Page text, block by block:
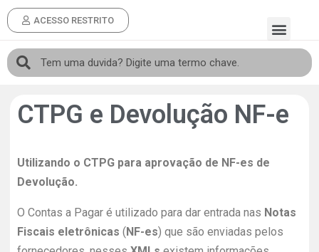
ACESSO RESTRITO
CTPG e Devolução NF-e
Utilizando o CTPG para aprovação de NF-es de
Devolução.
O Contas a Pagar é utilizado para dar entrada nas Notas
Fiscais eletrônicas (NF-es) que são enviadas pelos